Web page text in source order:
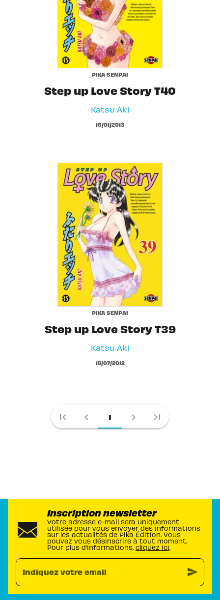
PIKA SENPAI
Step up Love Story T40
Katsu Aki
16/01/2013
PIKA SENPAI
Step up Love Story T39
Katsu Aki
18/07/2012
first_page chevron_left 1 chevron_right last_page
Inscription newsletter
Votre adresse e-mail sera uniquement
utilisée pour vous envoyer des informations
sur les actualités de Pika Édition. Vous
pouvez vous désinscrire à tout moment.
Pour plus d’informations, cliquez ici.
Indiquez votre email send